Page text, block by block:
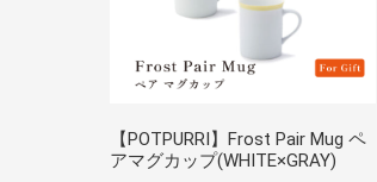
【POTPURRI】Frost Pair Mug ペ
アマグカップ(WHITE×GRAY)